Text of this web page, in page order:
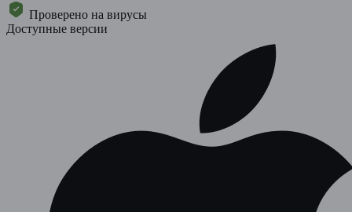
Проверено на вирусы
Доступные версии